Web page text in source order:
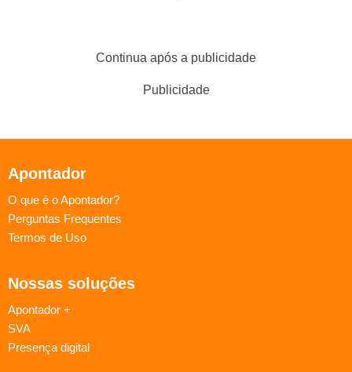
Continua após a publicidade
Publicidade
Apontador
O que é o Apontador?
Perguntas Frequentes
Termos de Uso
Nossas soluções
Apontador +
SVA
Presença digital